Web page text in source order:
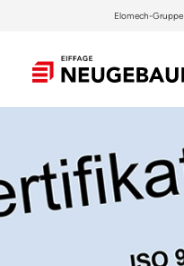
Elomech-Gruppe
UNTERNEHMEN
LEISTUNGEN